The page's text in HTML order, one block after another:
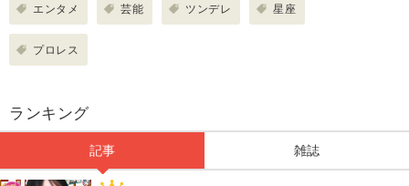
エンタメ 芸能 ツンデレ 星座
プロレス
ランキング
記事 雑誌